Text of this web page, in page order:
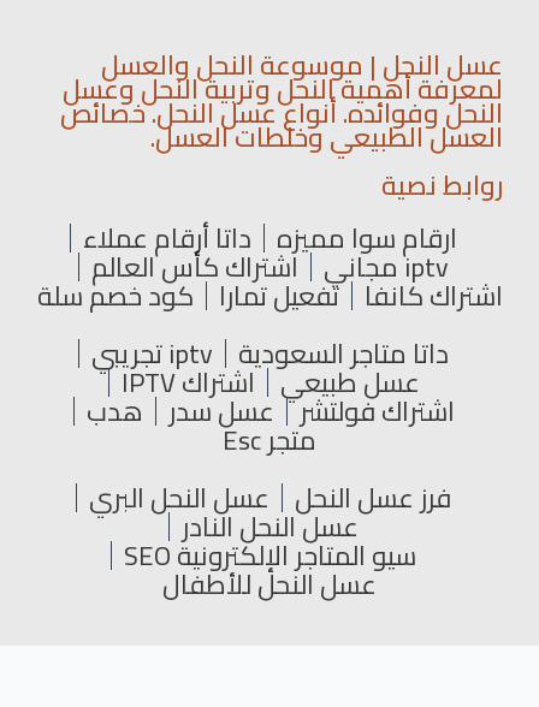
عسل النحل | موسوعة النحل والعسل
لمعرفة أهمية النحل وتربية النحل وعسل
النحل وفوائده. أنواع عسل النحل. خصائص
العسل الطبيعي وخلطات العسل.
روابط نصية
ارقام سوا مميزه داتا أرقام عملاء
iptv مجاني اشتراك كأس العالم
اشتراك كانفا تفعيل تمارا كود خصم سلة
داتا متاجر السعودية iptv تجريبي
عسل طبيعي اشتراك IPTV
اشتراك فولتشر عسل سدر هدب
متجر Esc
فرز عسل النحل عسل النحل البري
عسل النحل النادر
سيو المتاجر الإلكترونية SEO
عسل النحل للأطفال